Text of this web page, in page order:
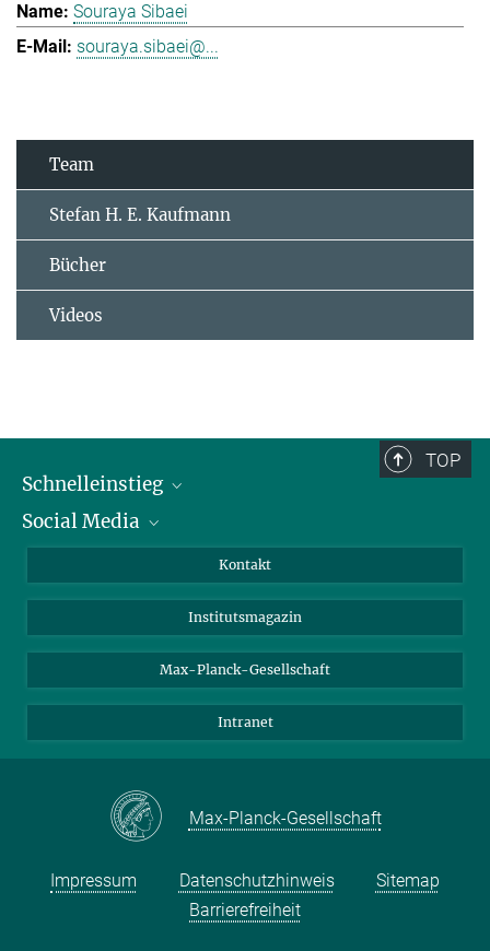
Souraya Sibaei
souraya.sibaei@...
Team
Stefan H. E. Kaufmann
Bücher
Videos
TOP
Schnelleinstieg
Alumni
Fördernde
Schulen
Studierende
Social Media
Bluesky
Facebook
YouTube
Kontakt
Institutsmagazin
Max-Planck-Gesellschaft
Intranet
Max-Planck-Gesellschaft
Impressum Datenschutzhinweis
Sitemap
Barrierefreiheit